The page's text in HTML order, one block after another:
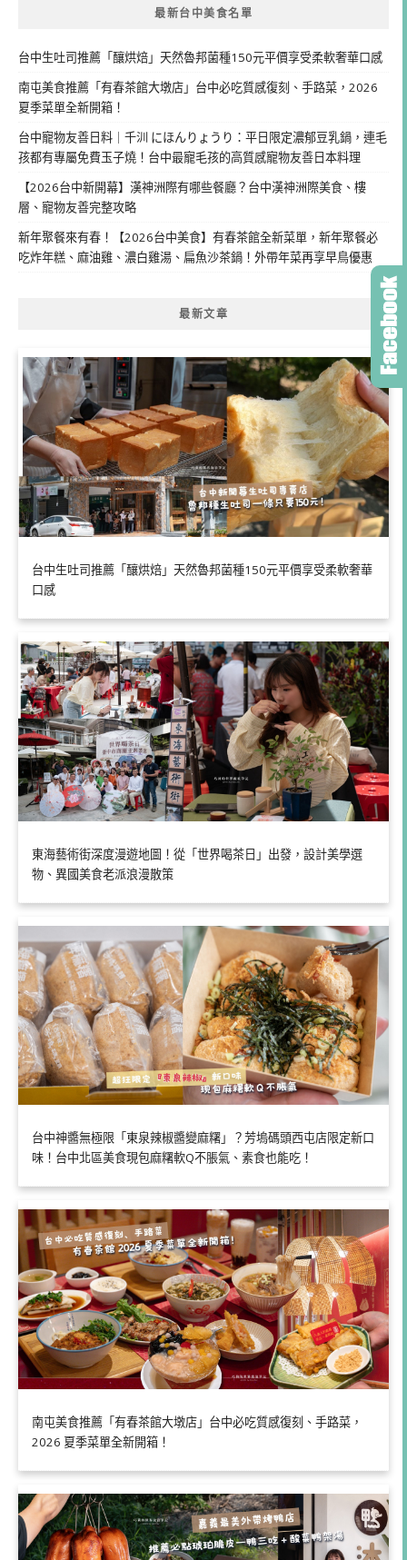
最新台中美食名單
台中生吐司推薦「釀烘焙」天然魯邦菌種150元平價享受柔軟奢華口感
南屯美食推薦「有春茶館大墩店」台中必吃質感復刻、手路菜，2026
夏季菜單全新開箱！
台中寵物友善日料｜千汌 にほんりょうり：平日限定濃郁豆乳鍋，連毛
孩都有專屬免費玉子燒！台中最寵毛孩的高質感寵物友善日本料理
【2026台中新開幕】漢神洲際有哪些餐廳？台中漢神洲際美食、樓
層、寵物友善完整攻略
新年聚餐來有春！【2026台中美食】有春茶館全新菜單，新年聚餐必
吃炸年糕、麻油雞、濃白雞湯、扁魚沙茶鍋！外帶年菜再享早鳥優惠
最新文章
台中生吐司推薦「釀烘焙」天然魯邦菌種150元平價享受柔軟奢華
口感
東海藝術街深度漫遊地圖！從「世界喝茶日」出發，設計美學選
物、異國美食老派浪漫散策
台中神醬無極限「東泉辣椒醬變麻糬」？芳塢碼頭西屯店限定新口
味！台中北區美食現包麻糬軟Q不脹氣、素食也能吃！
南屯美食推薦「有春茶館大墩店」台中必吃質感復刻、手路菜，
2026 夏季菜單全新開箱！